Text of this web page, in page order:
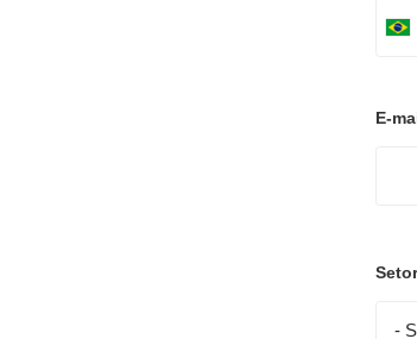
B
i
E-
Setor